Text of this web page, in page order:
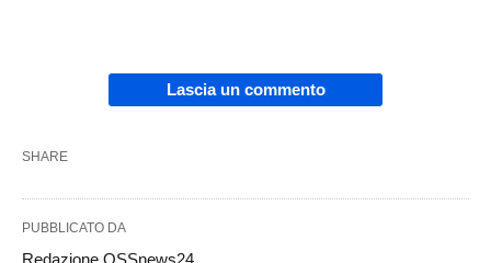
Lascia un commento
SHARE
PUBBLICATO DA
Redazione OSSnews24